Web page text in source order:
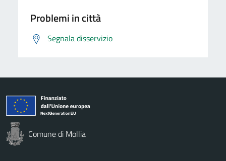
Problemi in città
Segnala disservizio
Comune di Mollia